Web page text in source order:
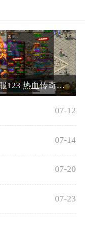
好私服123 热血传奇比奇怎么去白日门派
07-12
07-14
07-20
07-23